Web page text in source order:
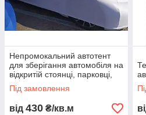
Непромокальний автотент
для зберігання автомобіля на
відкритій стоянці, парковці,
паркінгу
Під замовлення
від 430 ₴/кв.м